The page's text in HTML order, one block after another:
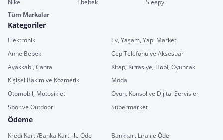
Nike
Ebebek
Sleepy
Tüm Markalar
Kategoriler
Elektronik
Ev, Yaşam, Yapı Market
Anne Bebek
Cep Telefonu ve Aksesuar
Ayakkabı, Çanta
Kitap, Kırtasiye, Hobi, Oyuncak
Kişisel Bakım ve Kozmetik
Moda
Otomobil, Motosiklet
Oyun, Konsol ve Dijital Servisler
Spor ve Outdoor
Süpermarket
Ödeme
Kredi Kartı/Banka Kartı ile Öde
Bankkart Lira ile Öde